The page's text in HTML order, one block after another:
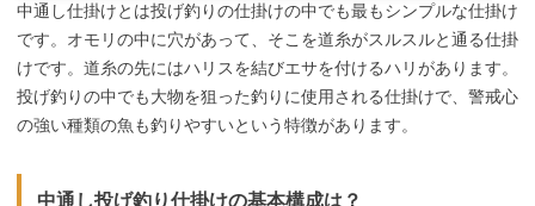
中通し仕掛けとは投げ釣りの仕掛けの中でも最もシンプルな仕掛け
です。オモリの中に穴があって、そこを道糸がスルスルと通る仕掛
けです。道糸の先にはハリスを結びエサを付けるハリがあります。
投げ釣りの中でも大物を狙った釣りに使用される仕掛けで、警戒心
の強い種類の魚も釣りやすいという特徴があります。
中通し投げ釣り仕掛けの基本構成は？